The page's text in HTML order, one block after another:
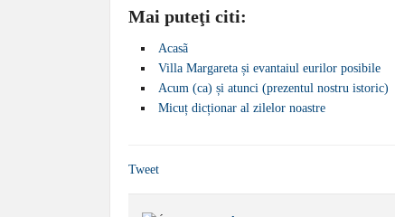
Mai puteţi citi:
Acasã
Villa Margareta și evantaiul eurilor posibile
Acum (ca) și atunci (prezentul nostru istoric)
Micuț dicționar al zilelor noastre
Tweet